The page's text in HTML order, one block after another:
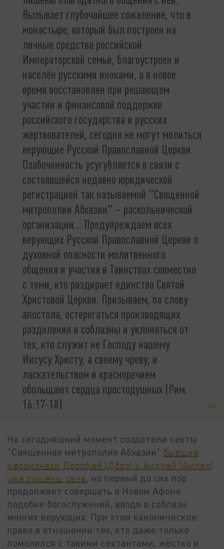
Вызывает глубочайшее сожаление, что в
монастыре, который был построен на
личные средства российской
Императорской семьи, благоустроен и
населён русскими иноками, а в новое
время восстановлен при решающем
участии и финансовой поддержке
российского государства и русских
жертвователей, сегодня не могут молиться
верующие Русской Православной Церкви.
Озабоченность усугубляется в связи с
состоявшейся недавно юридической
регистрацией так называемой "Священной
митрополии Абхазии" – раскольнической
организации... Предупреждаем всех
верующих Русской Православной Церкви о
духовной опасности молитвенного
общения и участия в Таинствах совместно
с теми, кто раздирает единство Святой
Христовой Церкви. Призываем, по слову
апостола, остерегаться производящих
разделения и соблазны и уклоняться от
тех, кто служит не Господу нашему
Иисусу Христу, а своему чреву, и
ласкательством и красноречием
обольщают сердца простодушных (Рим.
16:17-18)
На сегодняшний момент создатели секты
"Священная митрополия Абхазии" бывшие
иеромонахи Дорофей (Дбар) и Андрей (Ампар)
уже лишены сана, но первый до сих пор
продолжает совершать в Новом Афоне
подобие богослужений, вводя в соблазн
многих верующих. При этом каноническое
право в отношении тех, кто даже только
помолился с такими сектантами, жёстко и